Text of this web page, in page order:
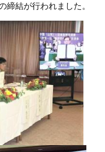
締結が行われました。